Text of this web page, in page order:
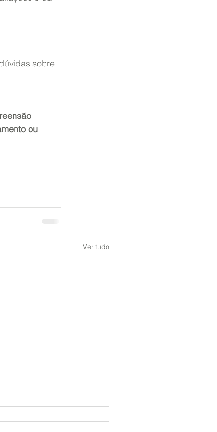
sobre
ou
Ver tudo
é a Maior e